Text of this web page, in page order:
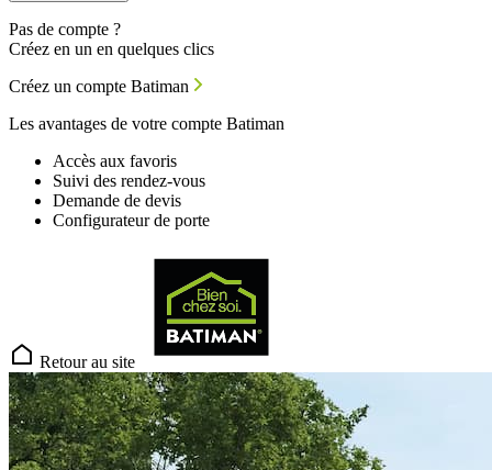
Pas de compte ?
Créez en un en quelques clics
Créez un compte Batiman
Les avantages de votre compte Batiman
Accès aux favoris
Suivi des rendez-vous
Demande de devis
Configurateur de porte
Retour au site